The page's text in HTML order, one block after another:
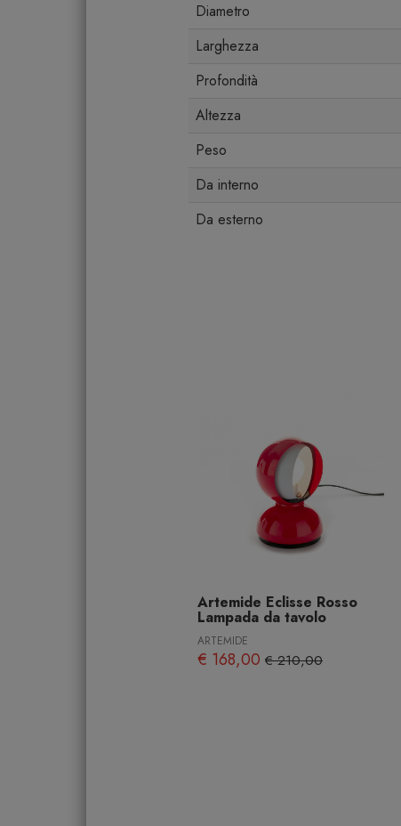
Diametro
Larghezza
Profondità
Altezza
Peso
Da interno
Da esterno
Artemide Eclisse Rosso
Lampada da tavolo
ARTEMIDE
€ 168,00 € 210,00